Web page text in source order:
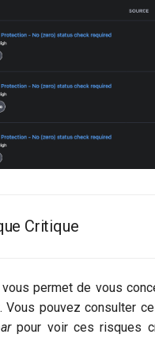
Critique
permet de vous
Vous pouvez consulter
pour voir ces risques